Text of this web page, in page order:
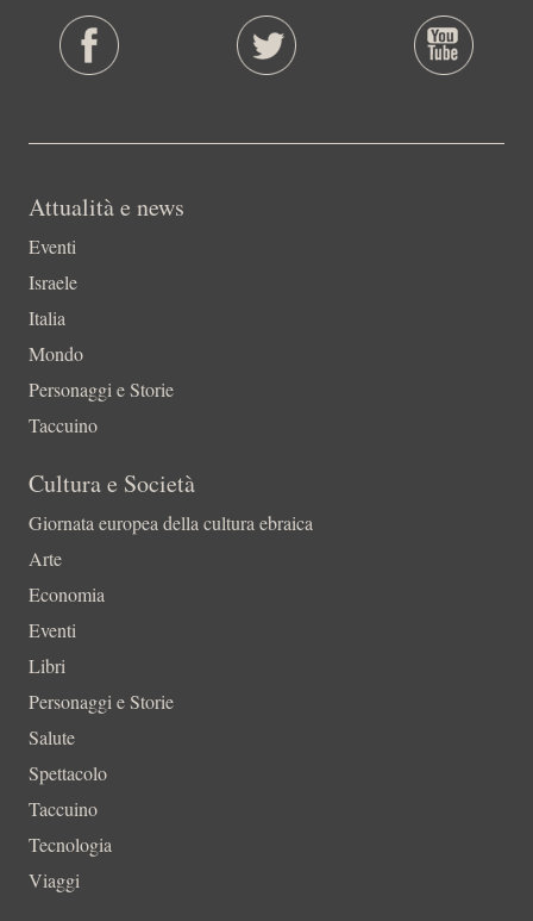
Attualità e news
Eventi
Israele
Italia
Mondo
Personaggi e Storie
Taccuino
Cultura e Società
Giornata europea della cultura ebraica
Arte
Economia
Eventi
Libri
Personaggi e Storie
Salute
Spettacolo
Taccuino
Tecnologia
Viaggi